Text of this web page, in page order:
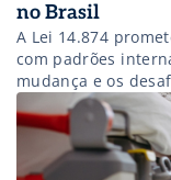
no Brasil
A Lei 14.874
com padrões
mudança e os